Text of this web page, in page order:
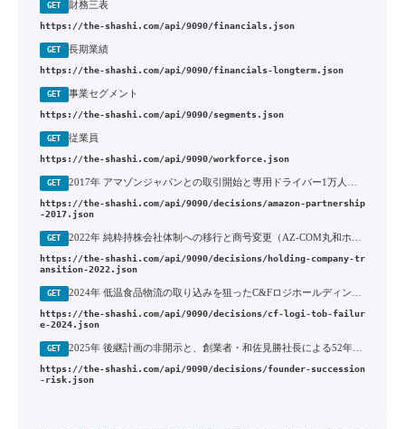
GET 財務三表
https://the-shashi.com/api/9090/financials.json
GET 長期業績
https://the-shashi.com/api/9090/financials-longterm.json
GET 事業セグメント
https://the-shashi.com/api/9090/segments.json
GET 従業員
https://the-shashi.com/api/9090/workforce.json
GET
https://the-shashi.com/api/9090/decisions/amazon-partnership
-2017.json
GET
https://the-shashi.com/api/9090/decisions/holding-company-tr
ansition-2022.json
GET
https://the-shashi.com/api/9090/decisions/cf-logi-tob-failur
e-2024.json
GET 2025年 後継計画の非開示と、創業者・和佐見勝社長による52年の経営トップ継続
https://the-shashi.com/api/9090/decisions/founder-succession
-risk.json